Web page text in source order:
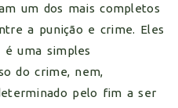
um dos mais completos
a punição e crime. Eles
é uma simples
do crime, nem,
pelo fim a ser